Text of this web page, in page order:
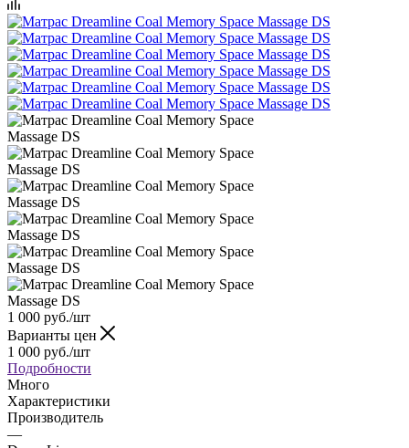
1 000 руб./шт
Варианты цен
1 000 руб./шт
Подробности
Много
Характеристики
Производитель
—